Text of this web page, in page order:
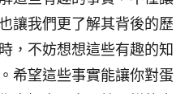
讓我們更了解其背後的歷
，不妨想想這些有趣的知
希望這些事實能讓你對蛋